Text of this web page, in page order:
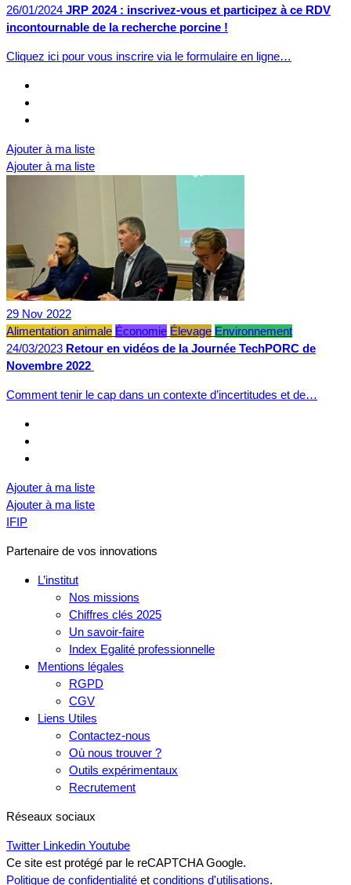
26/01/2024 JRP 2024 : inscrivez-vous et participez à ce RDV
incontournable de la recherche porcine !
Cliquez ici pour vous inscrire via le formulaire en ligne…
Ajouter à ma liste
Ajouter à ma liste
29 Nov 2022
Alimentation animale Économie Élevage Environnement
24/03/2023 Retour en vidéos de la Journée TechPORC de
Novembre 2022
Comment tenir le cap dans un contexte d’incertitudes et de…
Ajouter à ma liste
Ajouter à ma liste
IFIP
Partenaire de vos innovations
L’institut
Nos missions
Chiffres clés 2025
Un savoir-faire
Index Egalité professionnelle
Mentions légales
RGPD
CGV
Liens Utiles
Contactez-nous
Où nous trouver ?
Outils expérimentaux
Recrutement
Réseaux sociaux
Twitter Linkedin Youtube
Ce site est protégé par le reCAPTCHA Google.
Politique de confidentialité et conditions d'utilisations.